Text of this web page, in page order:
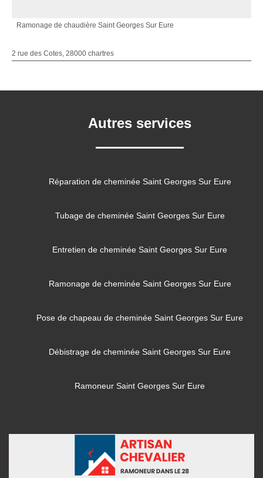
Ramonage de chaudière Saint Georges Sur Eure
2 rue des Cotes, 28000 chartres
Autres services
Réparation de cheminée Saint Georges Sur Eure
Tubage de cheminée Saint Georges Sur Eure
Entretien de cheminée Saint Georges Sur Eure
Ramonage de cheminée Saint Georges Sur Eure
Pose de chapeau de cheminée Saint Georges Sur Eure
Débistrage de cheminée Saint Georges Sur Eure
Ramoneur Saint Georges Sur Eure